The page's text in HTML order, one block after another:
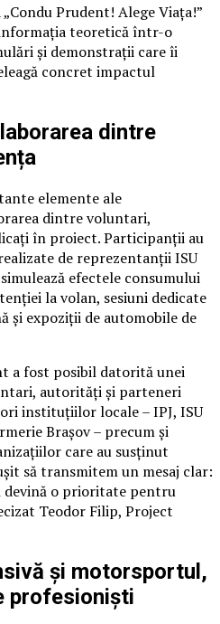
Prudent! Alege Viața!”
teoretică într-o
și demonstrații care îi
concret impactul
dintre
elemente ale
dintre voluntari,
în proiect. Participanții au
de reprezentanții ISU
efectele consumului
la volan, sesiuni dedicate
și expoziții de automobile de
a fost posibil datorită unei
autorități și parteneri
instituțiilor locale – IPJ, ISU
Brașov – precum și
care au susținut
să transmitem un mesaj clar:
devină o prioritate pentru
Teodor Filip, Project
și motorsportul,
profesioniști